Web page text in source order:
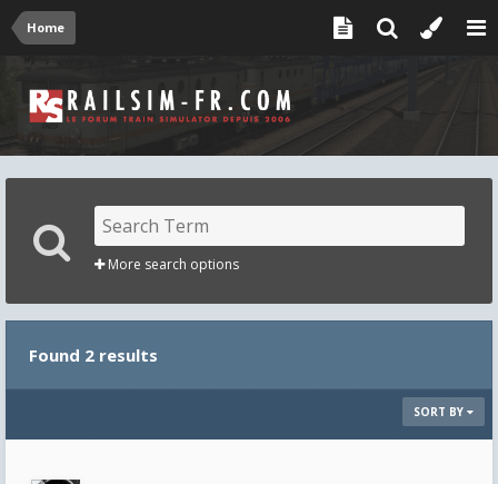
Home
More search options
Found 2 results
SORT BY